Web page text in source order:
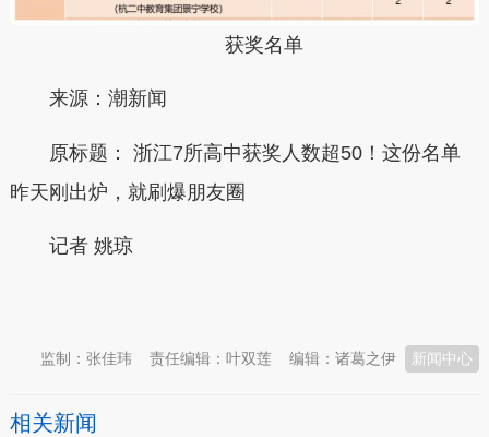
获奖名单
来源：潮新闻
原标题： 浙江7所高中获奖人数超50！这份名单
昨天刚出炉，就刷爆朋友圈
记者 姚琼
新闻中心
编辑：诸葛之伊
责任编辑：叶双莲
监制：张佳玮
相关新闻